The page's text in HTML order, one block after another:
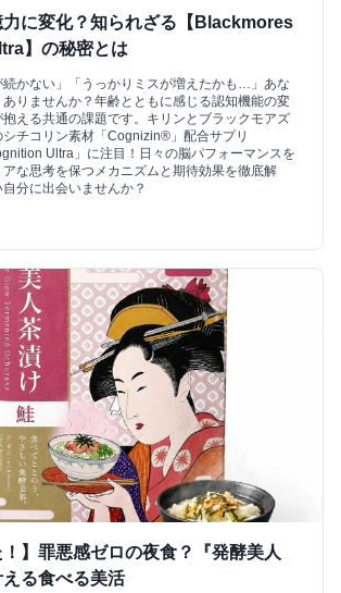
力に変化？知られざる【Blackmores
】の秘密とは
続かない」「うっかりミスが増えたかも…」あな
りませんか？年齢とともに感じる認知機能の変
える共通の課題です。キリンとブラックモアズ
チコリン素材「Cognizin®」配合サプリ
Ultra」に注目！日々の脳パフォーマンスを
な思考を保つメカニズムと期待効果を徹底解
分に出会いませんか？
！】罪悪感ゼロの夜食？『発酵美人
る食べる美活